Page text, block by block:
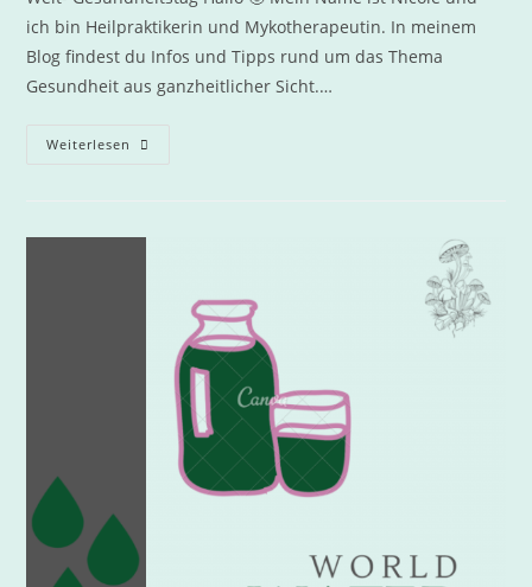
ich bin Heilpraktikerin und Mykotherapeutin. In meinem
Blog findest du Infos und Tipps rund um das Thema
Gesundheit aus ganzheitlicher Sicht.…
Weiterlesen